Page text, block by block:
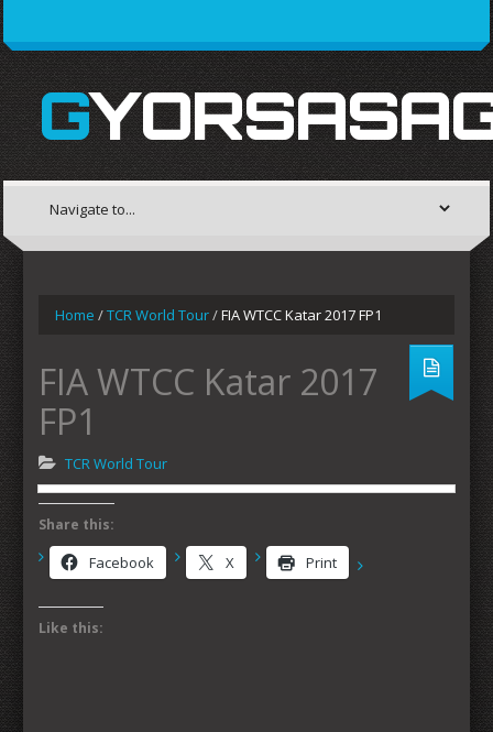
Home /TCR World Tour/FIA WTCC Katar 2017 FP1
FIA WTCC Katar 2017
FP1
TCR World Tour
Share this:
Facebook X Print
Like this: